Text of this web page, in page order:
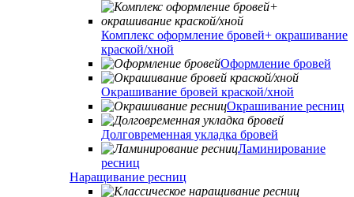
Комплекс оформление бровей+ окрашивание
краской/хной
Оформление бровей
Окрашивание бровей краской/хной
Окрашивание ресниц
Долговременная укладка бровей
Ламинирование
ресниц
Наращивание ресниц